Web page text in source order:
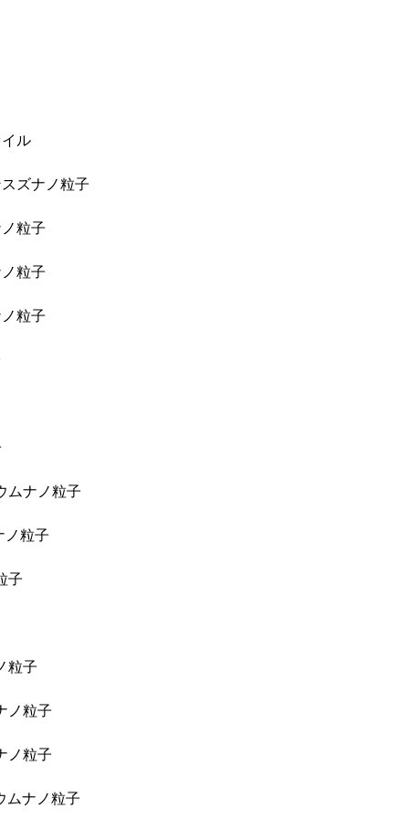
ル
ズナノ粒子
粒子
粒子
粒子
ムナノ粒子
ノ粒子
子
粒子
ノ粒子
ノ粒子
ムナノ粒子